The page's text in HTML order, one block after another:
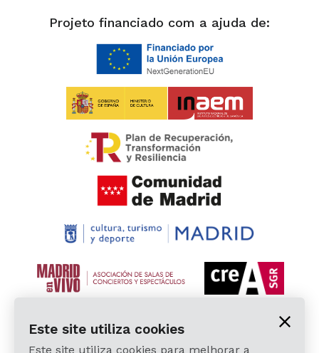
Projeto financiado com a ajuda de:
Este site utiliza cookies
Este site utiliza cookies para melhorar a